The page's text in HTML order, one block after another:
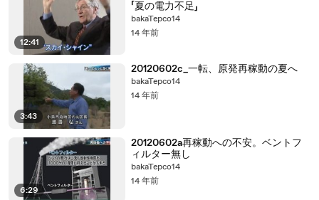
12:41
「夏の電力不足」
bakaTepco14
14 年前
3:43
20120602c_一転、原発再稼動の夏へ
bakaTepco14
14 年前
6:29
20120602a再稼動への不安。ベントフ
ィルター無し
bakaTepco14
14 年前